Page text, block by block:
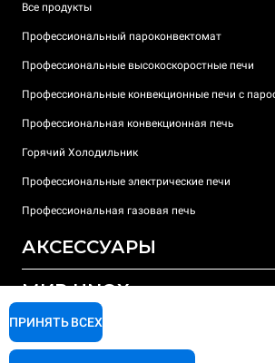
Все продукты
Профессиональный пароконвектомат
Профессиональные высокоскоростные печи
Профессиональные конвекционные печи с
Профессиональная конвекционная печь
Горячий Холодильник
Профессиональные электрические печи
Профессиональная газовая печь
АКСЕССУАРЫ
Моющие средства для автоматической мойки
Моющие средства для мойки вручную
МИР UNOX
Наши офисы по всему миру
ПОДДЕРЖКА
ПРИНЯТЬ ВСЕХ